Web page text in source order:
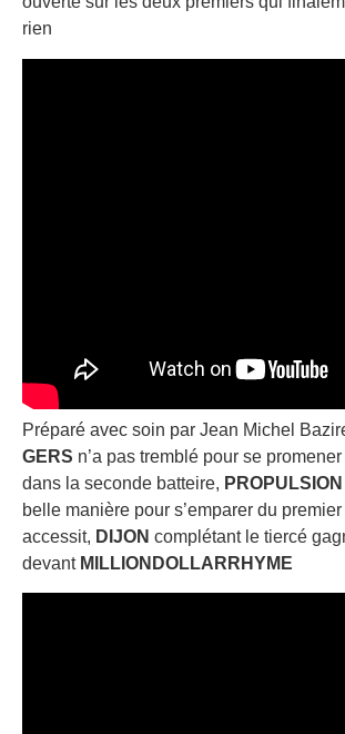
rien
Préparé avec soin par Jean Michel
GERS n’a pas tremblé pour se
dans la seconde batteire, PROPULSION
belle manière pour s’emparer du premier
accessit, DIJON complétant le tiercé
devant MILLIONDOLLARRHYME